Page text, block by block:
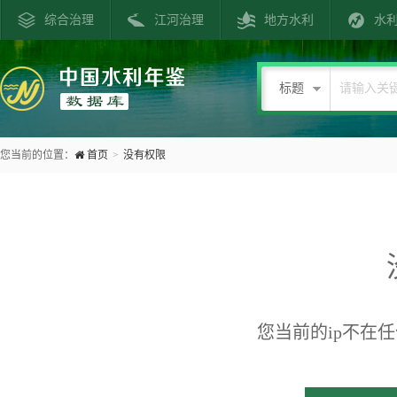
综合治理 江河治理 地方水利 水
标题
您当前的位置： 首页 > 没有权限
您当前的ip不在